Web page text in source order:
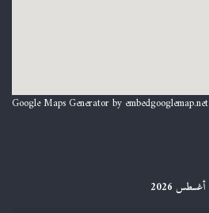
Google Maps Generator by embedgooglemap.net
أغسطس 2026